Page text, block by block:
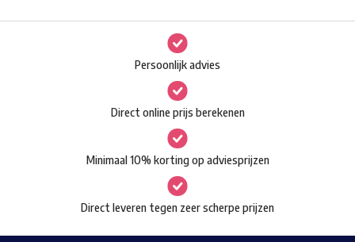
Waar ben je naar op zoek?
Deze
optie
kan
gekozen
worden
op
de
productpagina
Persoonlijk advies
Direct online prijs berekenen
Minimaal 10% korting op adviesprijzen
Direct leveren tegen zeer scherpe prijzen